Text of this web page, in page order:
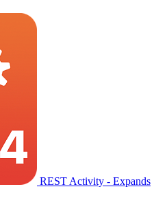
REST Activity - Expands